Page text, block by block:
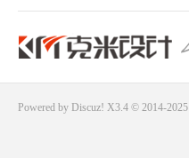
Powered by Discuz! X3.4 © 2014-2025